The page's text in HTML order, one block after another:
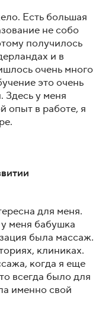
Есть большая
не собо
получилось
и в
очень много
это очень
Здесь у меня
опыт в работе, я
для меня.
меня бабушка
была массаж.
клиниках.
когда я еще
всегда было для
именно свой